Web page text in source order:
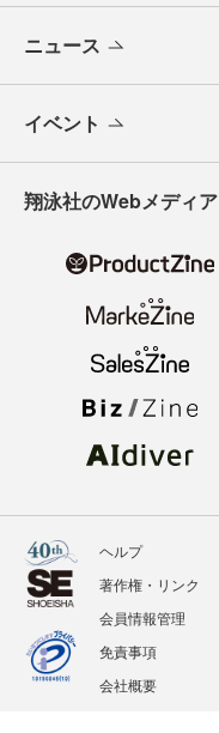
ニュース
イベント
翔泳社のWebメディア
ヘルプ
著作権・リンク
会員情報管理
免責事項
会社概要